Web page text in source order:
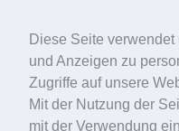
Diese Seite
und Anzeigen zu
Zugriffe auf unsere
Mit der Nutzung der
mit der Verwendung